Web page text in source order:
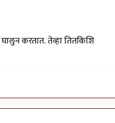
करतात. तेव्हा तितकिशि